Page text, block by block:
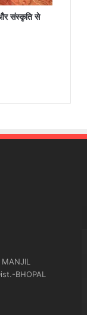
और संस्कृति से
BHOPAL